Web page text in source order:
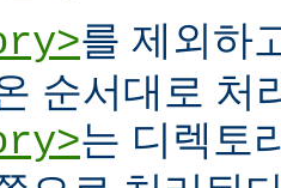
를 제외하
순서대로 처
는 디렉토